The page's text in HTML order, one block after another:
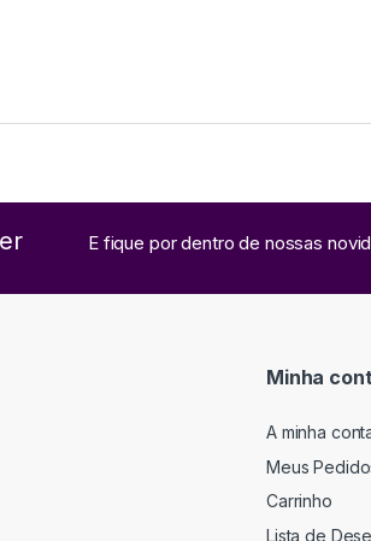
E fique por dentro de nossas
Minha
A minha
Meus
Carrinho
Lista de